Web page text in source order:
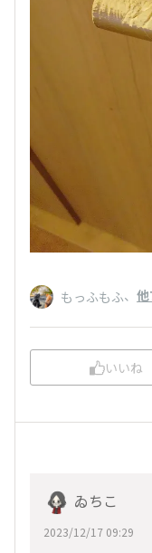
もっふもふ、
いいね
ゐちこ
2023/12/17 09:29